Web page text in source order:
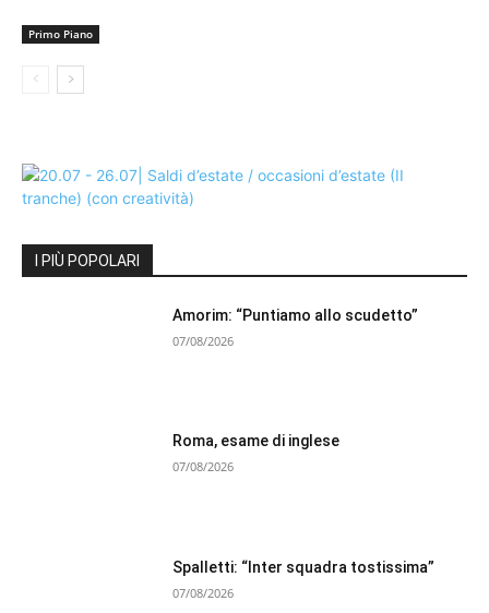
Primo Piano
I PIÙ POPOLARI
Amorim: “Puntiamo allo scudetto”
07/08/2026
Roma, esame di inglese
07/08/2026
Spalletti: “Inter squadra tostissima”
07/08/2026